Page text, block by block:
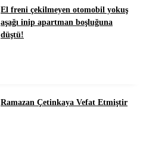
El freni çekilmeyen otomobil yokuş
aşağı inip apartman boşluğuna
düştü!
Ramazan Çetinkaya Vefat Etmiştir